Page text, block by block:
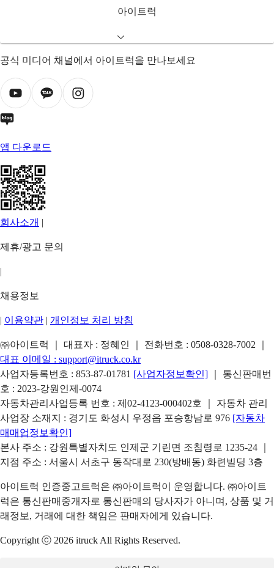
아이트럭
공식 미디어 채널에서 아이트럭을 만나보세요
앱 다운로드
회사소개 |
제휴/광고 문의
|
채용정보
| 이용약관 | 개인정보 처리 방침
㈜아이트럭 ｜ 대표자 : 정혜인 ｜ 전화번호 : 0508-0328-7002
대표 이메일 : support@itruck.co.kr
사업자등록번호 : 853-87-01781 [사업자정보확인]
｜ 통신판매번
호 : 2023-강원인제-0074
자동차관리사업등록 번호 : 제02-4123-000402호 ｜ 자동차 관리
사업장 소재지 : 경기도 화성시 우정읍 포승항남로 976 [자동차
매매업정보확인]
본사 주소 : 강원특별자치도 인제군 기린면 조침령로 1235-24 ｜
지점 주소 : 서울시 서초구 동작대로 230(방배동) 화련빌딩 3층
아이트럭 인증중고트럭은 ㈜아이트럭이 운영합니다. ㈜아이트
럭은 통신판매중개자로 통신판매의 당사자가 아니며, 상품 및 거
래정보, 거래에 대한 책임은 판매자에게 있습니다.
Copyright ⓒ 2026 itruck All Rights Reserved.